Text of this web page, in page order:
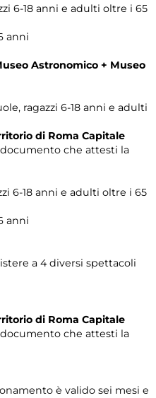
6-18 anni e adulti oltre i 65
anni
Astronomico + Museo
ragazzi 6-18 anni e adulti
di Roma Capitale
che attesti la
6-18 anni e adulti oltre i 65
anni
a 4 diversi spettacoli
di Roma Capitale
che attesti la
è valido sei mesi e